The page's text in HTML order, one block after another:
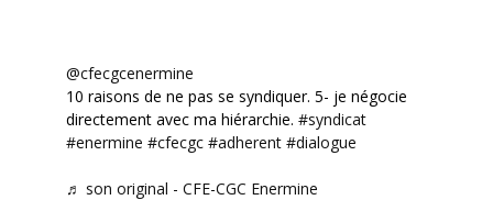
@cfecgcenermine
10 raisons de ne pas se syndiquer. 5- je négocie
directement avec ma hiérarchie. #syndicat
#enermine #cfecgc #adherent #dialogue
♬ son original - CFE-CGC Enermine